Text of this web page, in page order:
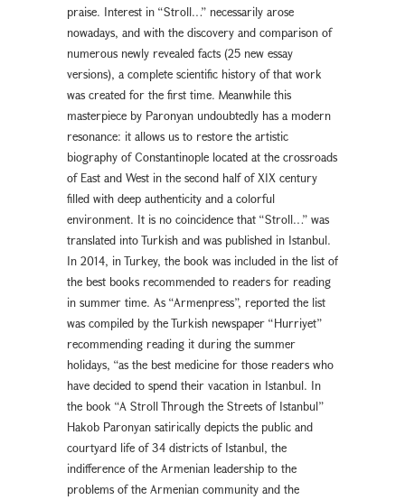
praise. Interest in “Stroll…” necessarily arose
nowadays, and with the discovery and comparison of
numerous newly revealed facts (25 new essay
versions), a complete scientific history of that work
was created for the first time. Meanwhile this
masterpiece by Paronyan undoubtedly has a modern
resonance: it allows us to restore the artistic
biography of Constantinople located at the crossroads
of East and West in the second half of XIX century
filled with deep authenticity and a colorful
environment. It is no coincidence that “Stroll…” was
translated into Turkish and was published in Istanbul.
In 2014, in Turkey, the book was included in the list of
the best books recommended to readers for reading
in summer time. As “Armenpress”, reported the list
was compiled by the Turkish newspaper “Hurriyet”
recommending reading it during the summer
holidays, “as the best medicine for those readers who
have decided to spend their vacation in Istanbul. In
the book “A Stroll Through the Streets of Istanbul”
Hakob Paronyan satirically depicts the public and
courtyard life of 34 districts of Istanbul, the
indifference of the Armenian leadership to the
problems of the Armenian community and the